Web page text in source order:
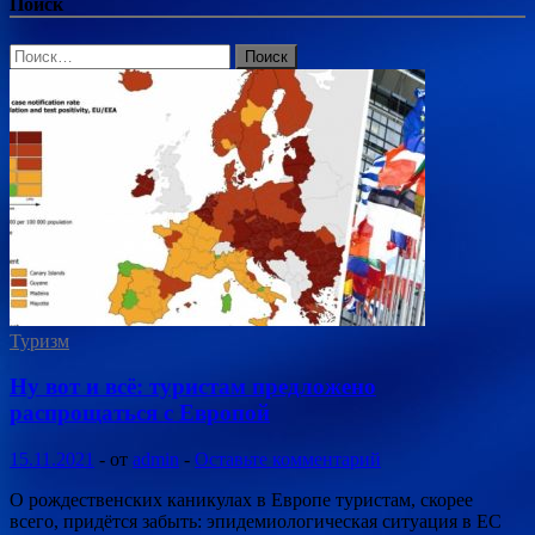
Поиск
Найти:
Туризм
Ну вот и всё: туристам предложено
распрощаться с Европой
15.11.2021 - от admin - Оставьте комментарий
О рождественских каникулах в Европе туристам, скорее
всего, придётся забыть: эпидемиологическая ситуация в ЕС